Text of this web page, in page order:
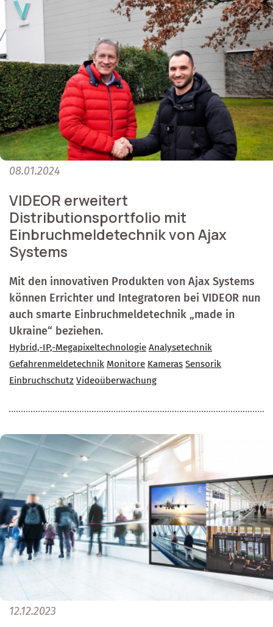
08.01.2024
VIDEOR erweitert
Distributionsportfolio mit
Einbruchmeldetechnik von Ajax
Systems
Mit den innovativen Produkten von Ajax Systems
können Errichter und Integratoren bei VIDEOR nun
auch smarte Einbruchmeldetechnik „made in
Ukraine“ beziehen.
Hybrid,-IP,-Megapixeltechnologie Analysetechnik
Gefahrenmeldetechnik Monitore Kameras Sensorik
Einbruchschutz Videoüberwachung
12.12.2023